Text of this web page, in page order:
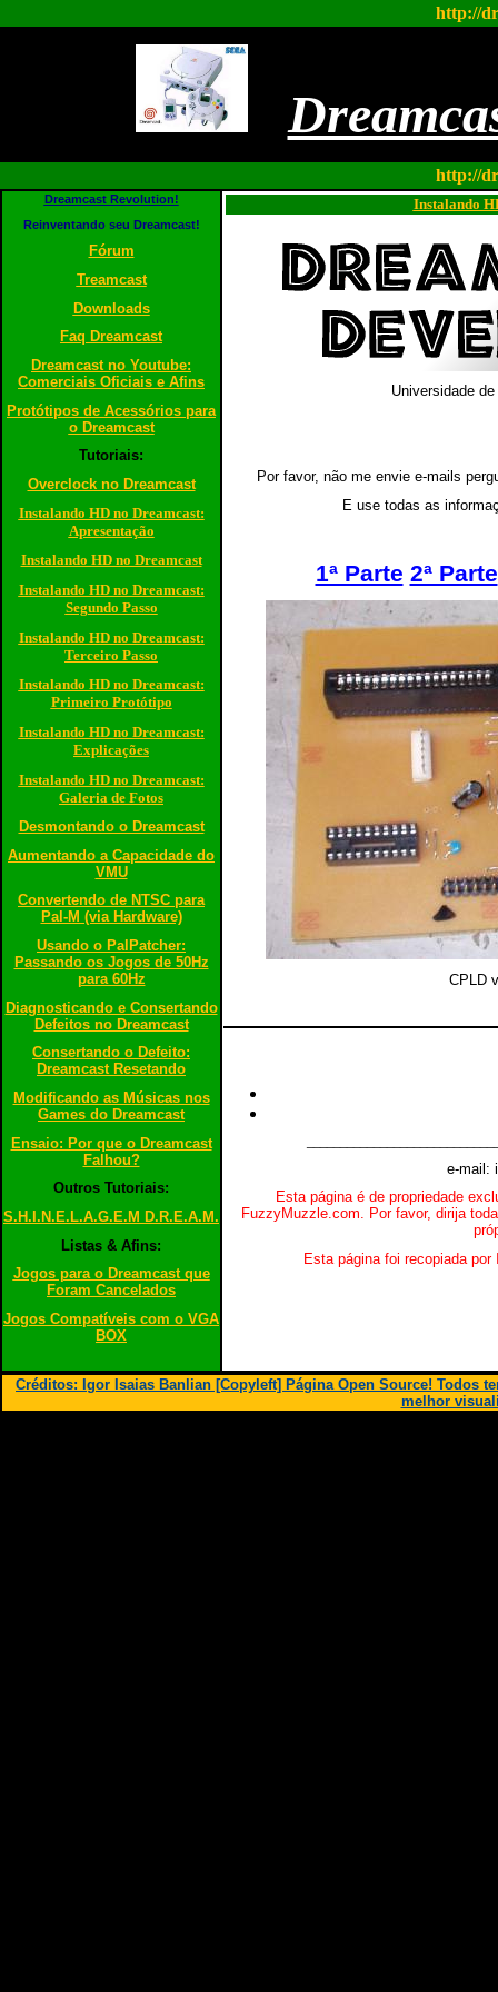
http://
http://
Dreamcast Revolution!
Reinventando seu Dreamcast!
Fórum
Treamcast
Downloads
Faq Dreamcast
Dreamcast no Youtube:
Comerciais Oficiais e Afins
Protótipos de Acessórios para
o Dreamcast
Tutoriais:
Overclock no Dreamcast
Instalando HD no Dreamcast:
Apresentação
Instalando HD no Dreamcast
Instalando HD no Dreamcast:
Segundo Passo
Instalando HD no Dreamcast:
Terceiro Passo
Instalando HD no Dreamcast:
Primeiro Protótipo
Instalando HD no Dreamcast:
Explicações
Instalando HD no Dreamcast:
Galeria de Fotos
Desmontando o Dreamcast
Aumentando a Capacidade do
VMU
Convertendo de NTSC para
Pal-M (via Hardware)
Usando o PalPatcher:
Passando os Jogos de 50Hz
para 60Hz
Diagnosticando e Consertando
Defeitos no Dreamcast
Consertando o Defeito:
Dreamcast Resetando
Modificando as Músicas nos
Games do Dreamcast
Ensaio: Por que o Dreamcast
Falhou?
Outros Tutoriais:
S.H.I.N.E.L.A.G.E.M D.R.E.A.M.
Listas & Afins:
Jogos para o Dreamcast que
Foram Cancelados
Jogos Compatíveis com o VGA
BOX
Instalando
Universidade
Por favor, não me envie e-mails
E use todas as
1ª Parte 2ª Parte
CPLD
e-mail:
Esta página é de propriedade
FuzzyMuzzle.com. Por favor, dirija
Esta página foi recopiada
Créditos: Igor Isaias Banlian [Copyleft] Página Open Source! Todos
melhor